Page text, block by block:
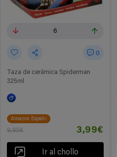
6
0
Taza de cerámica Spiderman
325ml
Amazon España
9,95€ 3,99€
Ir al chollo